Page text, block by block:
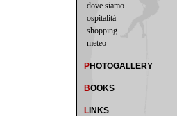
dove siamo
ospitalità
shopping
meteo
PHOTOGALLERY
BOOKS
L INKS